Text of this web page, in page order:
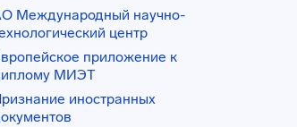
Международный научно-
центр
приложение к
МИЭТ
иностранных